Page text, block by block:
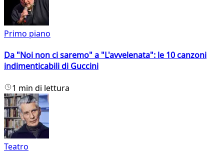
Primo piano
Da "Noi non ci saremo" a "L'avvelenata": le 10 canzoni
indimenticabili di Guccini
1 min di lettura
Teatro